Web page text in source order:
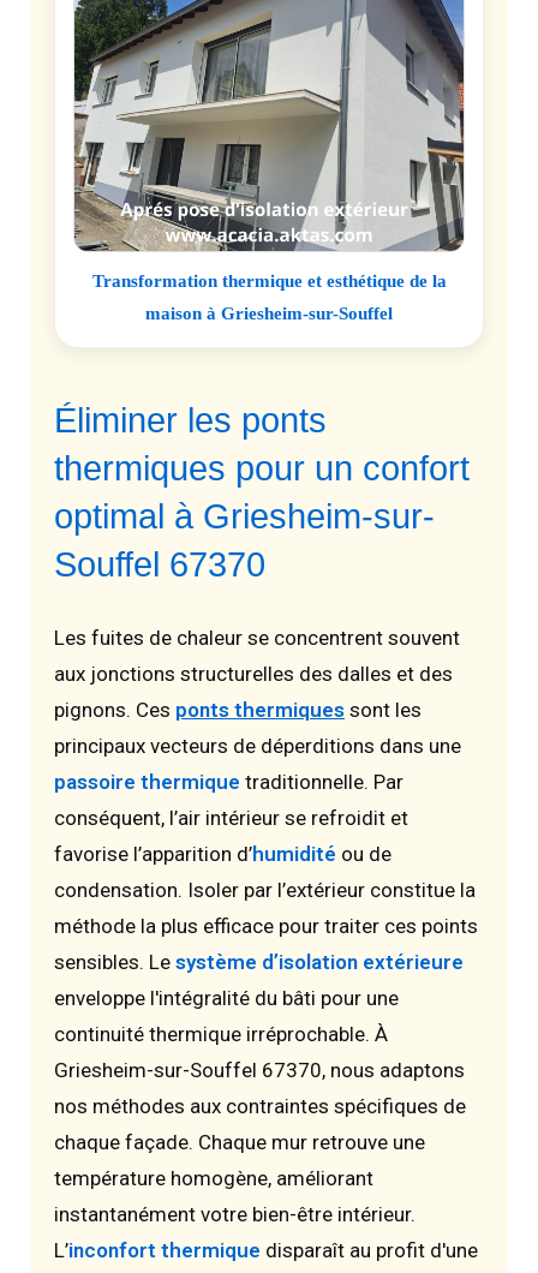
Transformation thermique et esthétique de la
maison à Griesheim-sur-Souffel
Éliminer les ponts
thermiques pour un confort
optimal à Griesheim-sur-
Souffel 67370
Les fuites de chaleur se concentrent souvent
aux jonctions structurelles des dalles et des
pignons. Ces ponts thermiques sont les
principaux vecteurs de déperditions dans une
passoire thermique traditionnelle. Par
conséquent, l’air intérieur se refroidit et
favorise l’apparition d’humidité ou de
condensation. Isoler par l’extérieur constitue la
méthode la plus efficace pour traiter ces points
sensibles. Le système d’isolation extérieure
enveloppe l'intégralité du bâti pour une
continuité thermique irréprochable. À
Griesheim-sur-Souffel 67370, nous adaptons
nos méthodes aux contraintes spécifiques de
chaque façade. Chaque mur retrouve une
température homogène, améliorant
instantanément votre bien-être intérieur.
L’inconfort thermique disparaît au profit d'une